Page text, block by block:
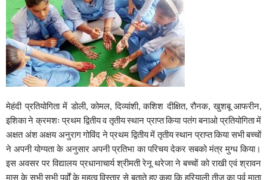
मेहंदी प्रतियोगिता में डोली, कोमल, दिव्यांशी, कशिश दीक्षित, रौनक, खुशबू आफरीन,
इशिका ने क्रमशः प्रथम द्वितीय व तृतीय स्थान प्राप्त किया पतंग बनाओ प्रतियोगिता में
अक्षत अंश अक्षय अनुराग गोविंद ने प्रथम द्वितीय में तृतीय स्थान प्राप्त किया सभी बच्चों
ने अपनी योग्यता के अनुसार अपनी प्रतिभा का परिचय देकर सबको मंत्र मुग्ध किया।
इस अवसर पर विद्यालय प्रधानाचार्य श्रीमती रेनू थरेजा ने बच्चों को राखी एवं श्रावन
मास के सभी सभी पर्वों के महत्व विस्तार से बताते हुए कहा कि हरियाली तीज का पर्व माता